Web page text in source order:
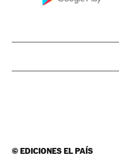
©EDICIONES EL PAÍS